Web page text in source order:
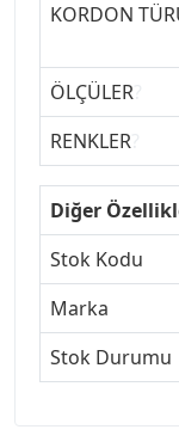
KORDON
ÖLÇÜLER
RENKLER
Diğer
Stok Kodu
Marka
Stok Durumu